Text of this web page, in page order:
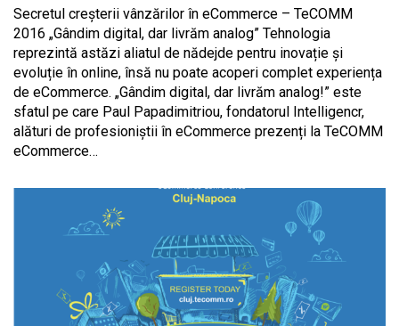
Secretul creșterii vânzărilor în eCommerce – TeCOMM
2016 „Gândim digital, dar livrăm analog” Tehnologia
reprezintă astăzi aliatul de nădejde pentru inovație și
evoluție în online, însă nu poate acoperi complet experiența
de eCommerce. „Gândim digital, dar livrăm analog!” este
sfatul pe care Paul Papadimitriou, fondatorul Intelligencr,
alături de profesioniștii în eCommerce prezenți la TeCOMM
eCommerce…